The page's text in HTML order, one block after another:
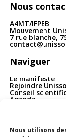
Nous utilisons
Nous
A4MT/IFPEB
Mouvement
7 rue blanche,
Naviguer
Le manifeste
Rejoindre
Conseil
Agenda